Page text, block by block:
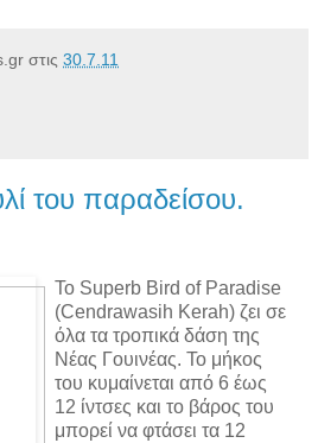
στις 30.7.11
του παραδείσου.
Το Superb Bird of Paradise
(Cendrawasih Kerah) ζει σε
όλα τα τροπικά δάση της
Νέας Γουινέας. Το μήκος
του κυμαίνεται από 6 έως
12 ίντσες και το βάρος του
μπορεί να φτάσει τα 12